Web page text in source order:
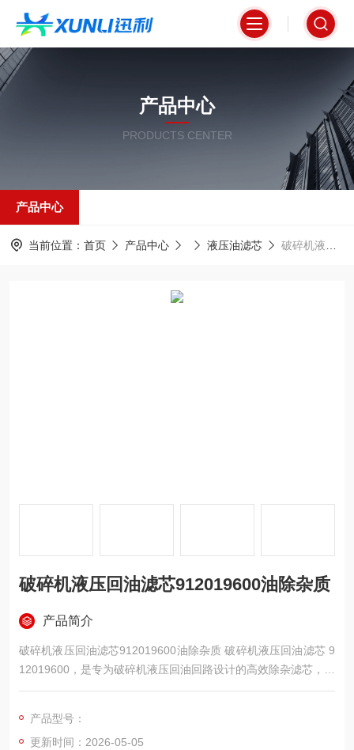
产品中心
PRODUCTS CENTER
产品中心
当前位置： 首页 产品中心 液压油滤芯 破碎机液压回油滤芯912019600油除杂质
破碎机液压回油滤芯912019600油除杂质
产品简介
破碎机液压回油滤芯912019600油除杂质 破碎机液压回油滤芯 9
12019600，是专为破碎机液压回油回路设计的高效除杂滤芯，采
用玻璃纤维折叠滤材 + 高强度金属骨架，过滤精度 10μm，可高
保护破碎机液压泵、控制阀、马达等精密元件，防止杂质磨损与
卡滞故障，适配各类矿山、采石场等恶劣工况的破碎机液压系
产品型号：
更新时间：2026-05-05